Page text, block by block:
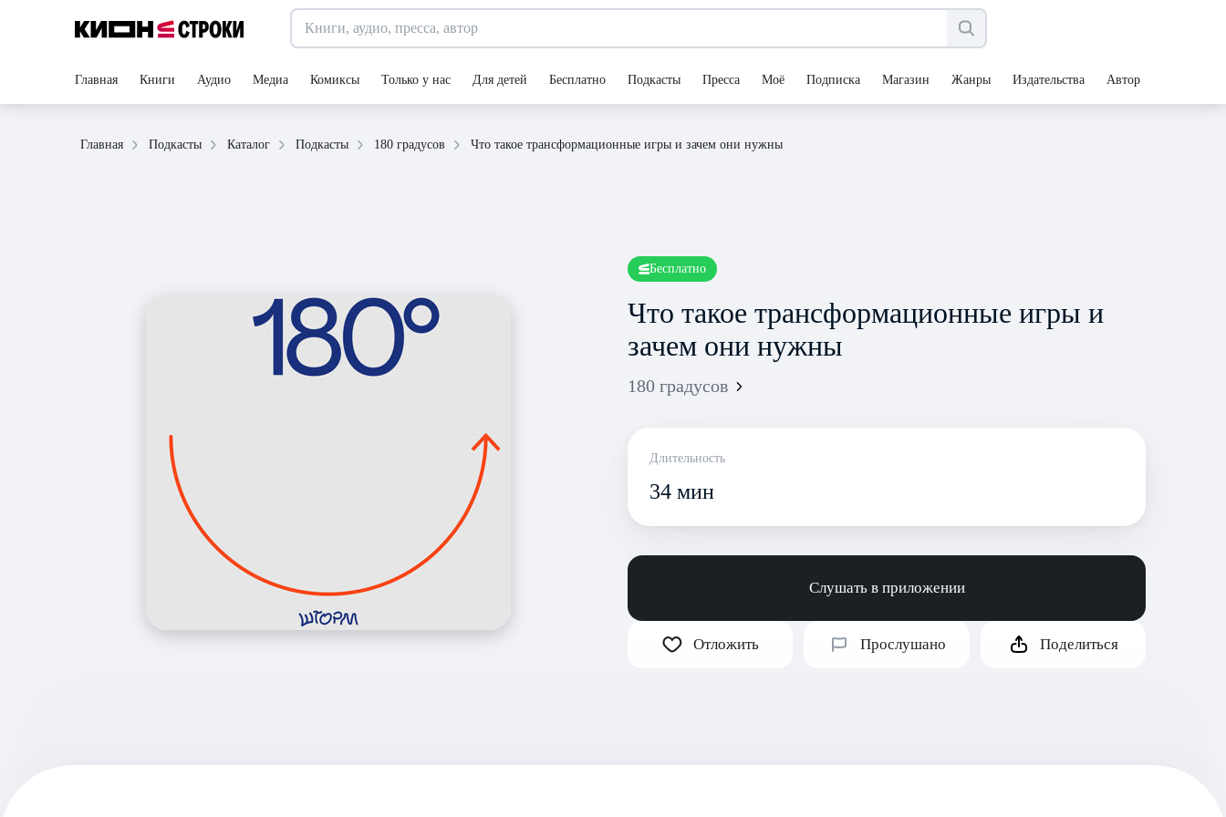
Главная Книги Аудио Медиа Комиксы Только у нас Для детей Бесплатно Подкасты Пресса Моё Подписка Магазин Жанры Издательства Авторы
Главная Подкасты Каталог Подкасты 180 градусов Что такое трансформационные игры и зачем они нужны
Бесплатно
Что такое трансформационные игры и
зачем они нужны
180 градусов
Длительность
34 мин
Слушать в приложении
Отложить Прослушано Поделиться